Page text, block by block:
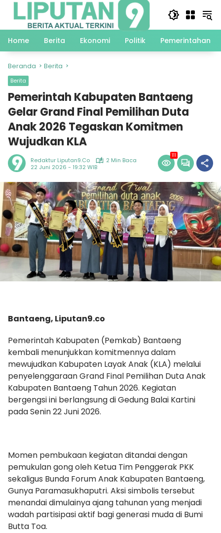
Langsung
Home
Berita Ekonomi Politik Pemerintahan
Beranda Berita
Berita
Pemerintah Kabupaten Bantaeng
Gelar Grand Final Pemilihan Duta
Anak 2026 Tegaskan Komitmen
Wujudkan KLA
Redaktur Liputan9.co
2 Min Baca
22 Juni 2026 - 19:32 WIB
111
Bantaeng, Liputan9.co
Pemerintah Kabupaten (Pemkab) Bantaeng
kembali menunjukkan komitmennya dalam
mewujudkan Kabupaten Layak Anak (KLA) melalui
penyelenggaraan Grand Final Pemilihan Duta Anak
Kabupaten Bantaeng Tahun 2026. Kegiatan
bergengsi ini berlangsung di Gedung Balai Kartini
pada Senin 22 Juni 2026.
Momen pembukaan kegiatan ditandai dengan
pemukulan gong oleh Ketua Tim Penggerak PKK
sekaligus Bunda Forum Anak Kabupaten Bantaeng,
Gunya Paramasukhaputri. Aksi simbolis tersebut
menandai dimulainya ajang tahunan yang menjadi
wadah partisipasi aktif bagi generasi muda di Bumi
Butta Toa.